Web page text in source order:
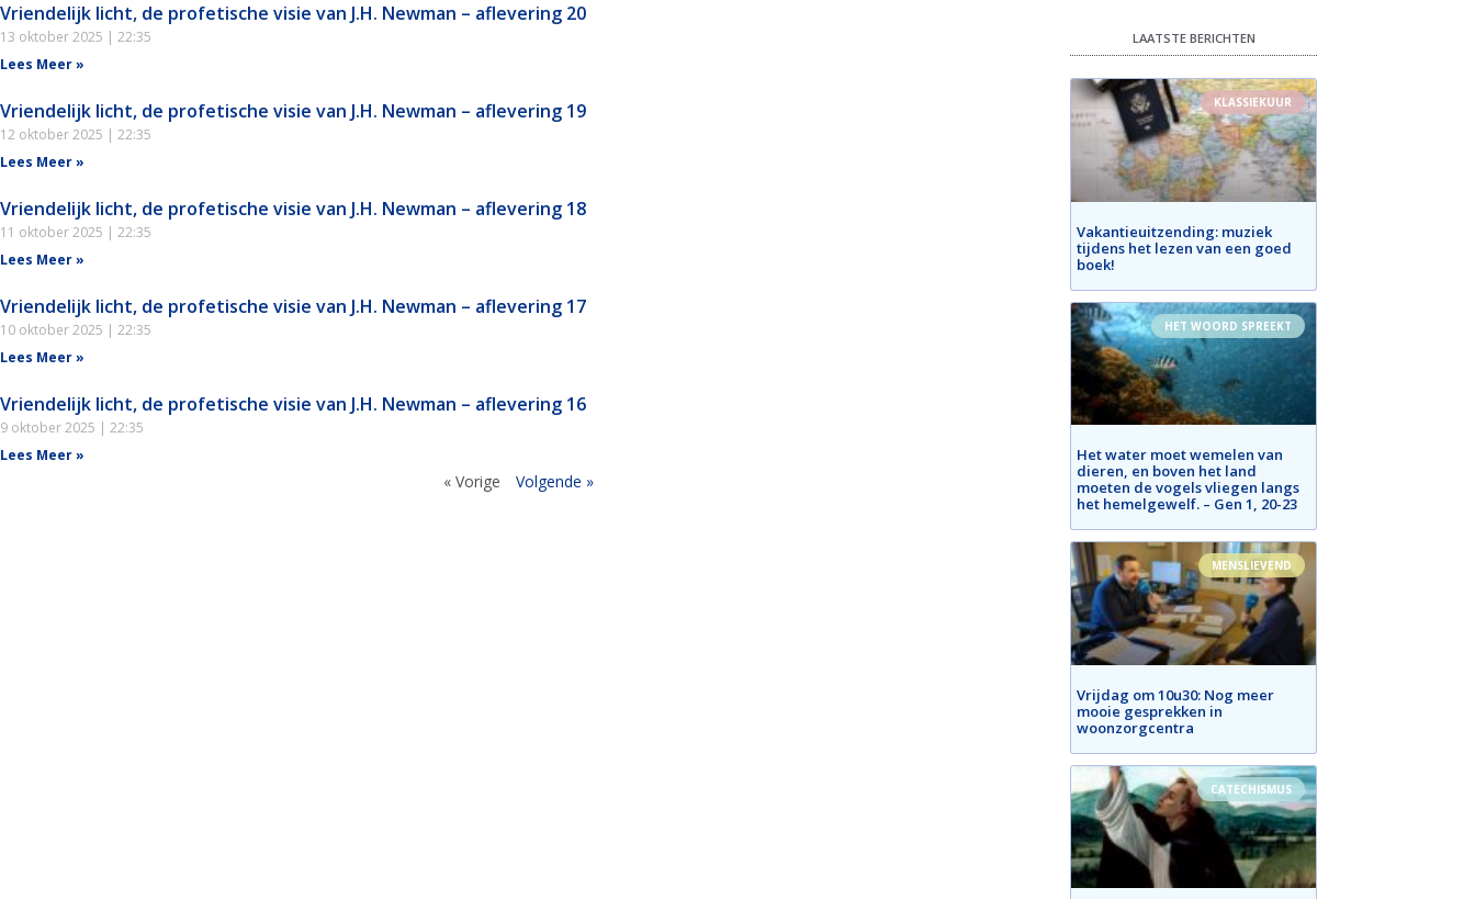
Vriendelijk licht, de profetische visie van J.H. Newman – aflevering 20
13 oktober 2025
22:35
Lees Meer »
Vriendelijk licht, de profetische visie van J.H. Newman – aflevering 19
12 oktober 2025
22:35
Lees Meer »
Vriendelijk licht, de profetische visie van J.H. Newman – aflevering 18
11 oktober 2025
22:35
Lees Meer »
Vriendelijk licht, de profetische visie van J.H. Newman – aflevering 17
10 oktober 2025
22:35
Lees Meer »
Vriendelijk licht, de profetische visie van J.H. Newman – aflevering 16
9 oktober 2025
22:35
Lees Meer »
« Vorige Volgende »
LAATSTE BERICHTEN
KLASSIEKUUR
Vakantieuitzending: muziek
tijdens het lezen van een goed
boek!
HET WOORD SPREEKT
Het water moet wemelen van
dieren, en boven het land
moeten de vogels vliegen langs
het hemelgewelf. – Gen 1, 20-23
MENSLIEVEND
Vrijdag om 10u30: Nog meer
mooie gesprekken in
woonzorgcentra
CATECHISMUS